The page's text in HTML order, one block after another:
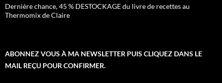
Dernière chance, 45 % DESTOCKAGE du livre de recettes au
Thermomix de Claire
ABONNEZ VOUS À MA NEWSLETTER PUIS CLIQUEZ DANS LE
MAIL REÇU POUR CONFIRMER.